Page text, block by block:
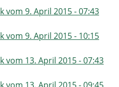
vom 9. April 2015 - 07:43
vom 9. April 2015 - 10:15
vom 13. April 2015 - 07:43